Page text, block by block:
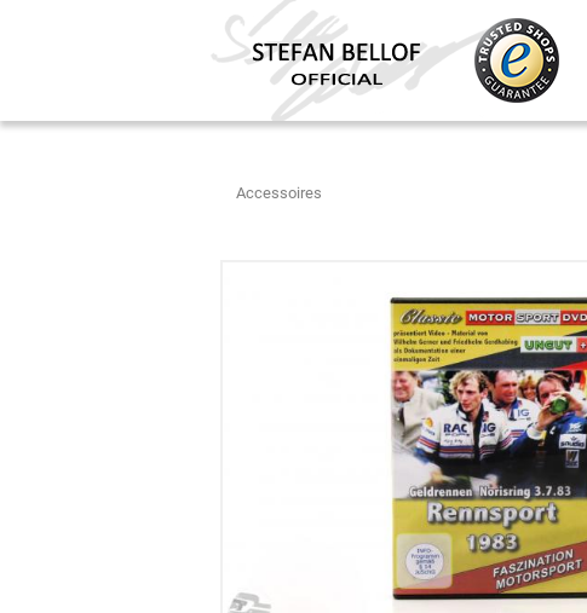
Accessoires